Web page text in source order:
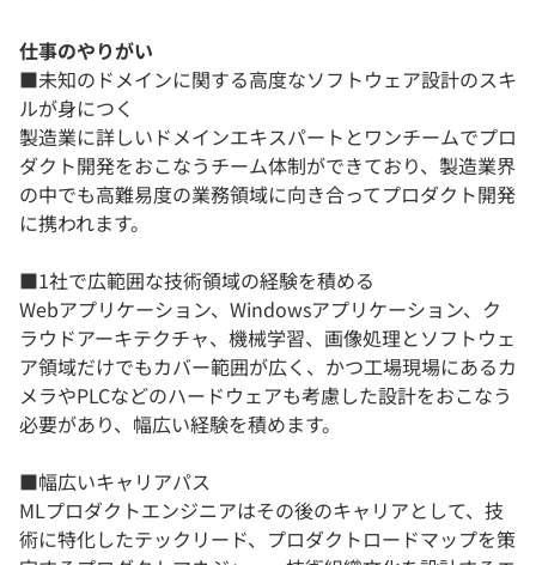
仕事のやりがい
■未知のドメインに関する高度なソフトウェア設計のスキ
ルが身につく
製造業に詳しいドメインエキスパートとワンチームでプロ
ダクト開発をおこなうチーム体制ができており、製造業界
の中でも高難易度の業務領域に向き合ってプロダクト開発
に携われます。
■1社で広範囲な技術領域の経験を積める
Webアプリケーション、Windowsアプリケーション、ク
ラウドアーキテクチャ、機械学習、画像処理とソフトウェ
ア領域だけでもカバー範囲が広く、かつ工場現場にあるカ
メラやPLCなどのハードウェアも考慮した設計をおこなう
必要があり、幅広い経験を積めます。
■幅広いキャリアパス
MLプロダクトエンジニアはその後のキャリアとして、技
術に特化したテックリード、プロダクトロードマップを策